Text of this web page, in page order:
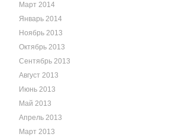
Март 2014
Январь 2014
Ноябрь 2013
Октябрь 2013
Сентябрь 2013
Август 2013
Июнь 2013
Май 2013
Апрель 2013
Март 2013